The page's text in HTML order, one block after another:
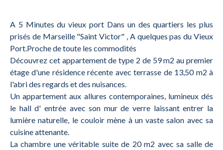
A 5 Minutes du vieux port Dans un des quartiers les plus
prisés de Marseille "Saint Victor" , A quelques pas du Vieux
Port.Proche de toute les commodités
Découvrez cet appartement de type 2 de 59 m2 au premier
étage d'une résidence récente avec terrasse de 13,50 m2 à
l'abri des regards et des nuisances.
Un appartement aux allures contemporaines, lumineux dés
le hall d' entrée avec son mur de verre laissant entrer la
lumière naturelle, le couloir mène à un vaste salon avec sa
cuisine attenante.
La chambre une véritable suite de 20 m2 avec sa salle de